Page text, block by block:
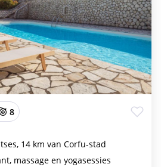
8
14 km van Corfu-stad
massage en yogasessies